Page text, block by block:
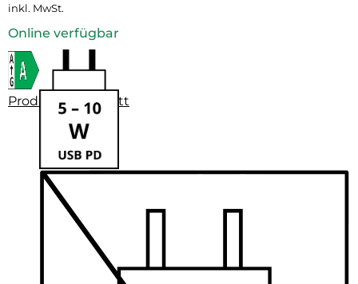
inkl. MwSt.
Online verfügbar
Produktdatenblatt